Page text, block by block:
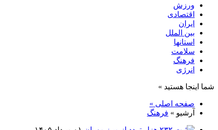
ورزش
اقتصادی
ایران
بین الملل
استانها
سلامت
فرهنگ
انرژی
شما اینجا هستید »
صفحه اصلی »
آرشیو » فرهنگ